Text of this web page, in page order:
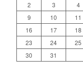
2
3 4
9
10 11
16
17 18
23
24 25
30
31